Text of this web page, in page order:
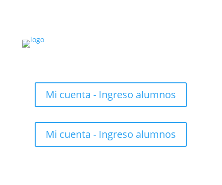
Mi cuenta - Ingreso alumnos
Mi cuenta - Ingreso alumnos